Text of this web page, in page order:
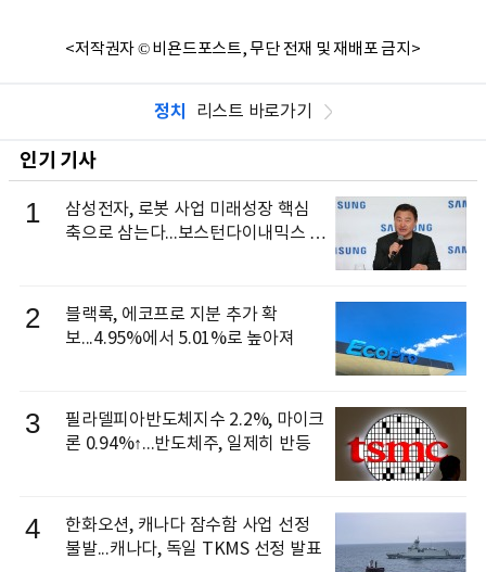
<저작권자 © 비욘드포스트, 무단 전재 및 재배포 금지>
정치 리스트 바로가기
인기 기사
1
삼성전자, 로봇 사업 미래성장 핵심
축으로 삼는다...보스턴다이내믹스 출
2
블랙록, 에코프로 지분 추가 확
보...4.95%에서 5.01%로 높아져
3
필라델피아반도체지수 2.2%, 마이크
론 0.94%↑...반도체주, 일제히 반등
4
한화오션, 캐나다 잠수함 사업 선정
불발...캐나다, 독일 TKMS 선정 발표